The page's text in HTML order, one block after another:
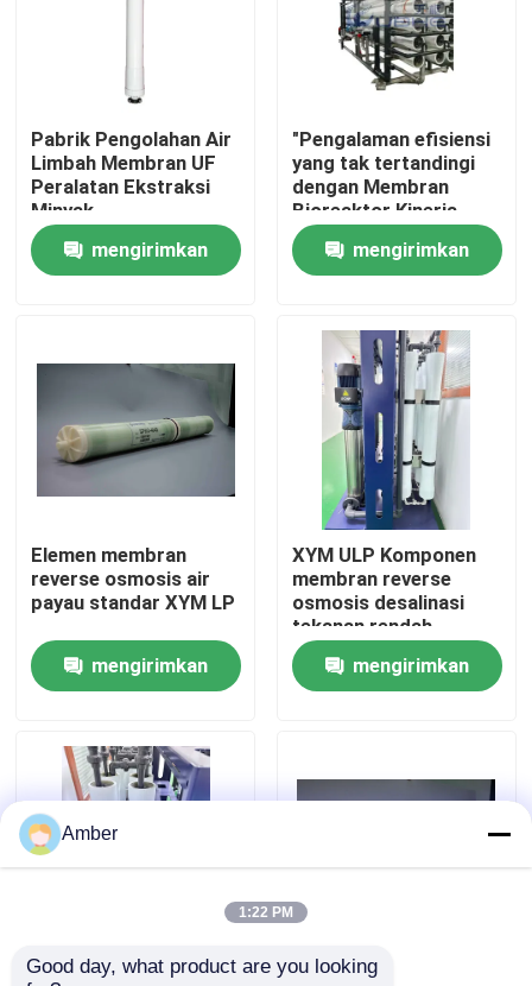
Produk
video
Tur Pabrik
Kontrol kualitas
Hubungi kami
Berita
Permintaan Penawaran
Pabrik Pengolahan Air
Limbah Membran UF
Peralatan Ekstraksi
Minyak
mengirimkan
"Pengalaman efisiensi
yang tak tertandingi
dengan Membran
Bioreaktor Kinerja
Tinggi kami untuk
Reverse Osmosis
mengirimkan
Elemen membran
reverse osmosis air
payau standar XYM LP
mengirimkan
XYM ULP Komponen
membran reverse
osmosis desalinasi
tekanan rendah
mengirimkan
XYM Anti polusi
XYM Anti Pollution
Amber
1:22 PM
Good day, what product are you looking